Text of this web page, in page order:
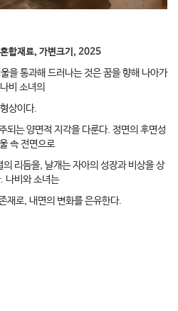
합재료, 가변크기, 2025
을 통과해 드러나는 것은 꿈을 향해 나아가
비 소녀의
형상이다.
되는 양면적 지각을 다룬다. 정면의 후면성
속 전면으로
리듬을, 날개는 자아의 성장과 비상을 상
나비와 소녀는
재로, 내면의 변화를 은유한다.